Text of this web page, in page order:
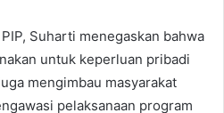
Suharti menegaskan bahwa
untuk keperluan pribadi
mengimbau masyarakat
pelaksanaan program